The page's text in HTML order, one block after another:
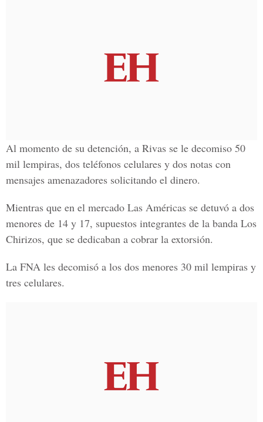
Al momento de su detención, a Rivas se le decomiso 50
mil lempiras, dos teléfonos celulares y dos notas con
mensajes amenazadores solicitando el dinero.
Mientras que en el mercado Las Américas se detuvó a dos
menores de 14 y 17, supuestos integrantes de la banda Los
Chirizos, que se dedicaban a cobrar la extorsión.
La FNA les decomisó a los dos menores 30 mil lempiras y
tres celulares.